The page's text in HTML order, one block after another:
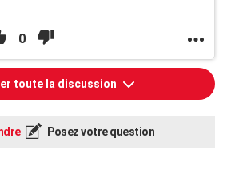
0
toute la discussion
Posez votre question